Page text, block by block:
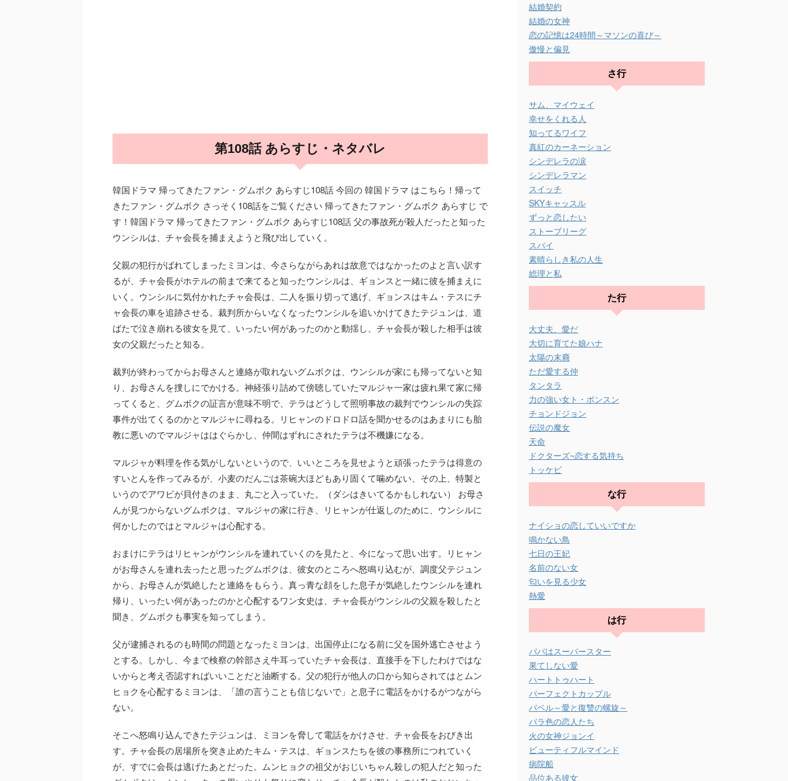
第108話 あらすじ・ネタバレ
韓国ドラマ 帰ってきたファン・グムボク あらすじ108話 今回の 韓国ドラマ はこちら！帰って
きたファン・グムボク さっそく108話をご覧ください 帰ってきたファン・グムボク あらすじ で
す！韓国ドラマ 帰ってきたファン・グムボク あらすじ108話 父の事故死が殺人だったと知った
ウンシルは、チャ会長を捕まえようと飛び出していく。
父親の犯行がばれてしまったミヨンは、今さらながらあれは故意ではなかったのよと言い訳す
るが、チャ会長がホテルの前まで来てると知ったウンシルは、ギョンスと一緒に彼を捕まえに
いく。ウンシルに気付かれたチャ会長は、二人を振り切って逃げ、ギョンスはキム・テスにチ
ャ会長の車を追跡させる。裁判所からいなくなったウンシルを追いかけてきたテジュンは、道
ばたで泣き崩れる彼女を見て、いったい何があったのかと動揺し、チャ会長が殺した相手は彼
女の父親だったと知る。
裁判が終わってからお母さんと連絡が取れないグムボクは、ウンシルが家にも帰ってないと知
り、お母さんを捜しにでかける。神経張り詰めて傍聴していたマルジャ一家は疲れ果て家に帰
ってくると、グムボクの証言が意味不明で、テラはどうして照明事故の裁判でウンシルの失踪
事件が出てくるのかとマルジャに尋ねる。リヒャンのドロドロ話を聞かせるのはあまりにも胎
教に悪いのでマルジャははぐらかし、仲間はずれにされたテラは不機嫌になる。
マルジャが料理を作る気がしないというので、いいところを見せようと頑張ったテラは得意の
すいとんを作ってみるが、小麦のだんごは茶碗大ほどもあり固くて噛めない、その上、特製と
いうのでアワビが貝付きのまま、丸ごと入っていた。（ダシはきいてるかもしれない） お母さ
んが見つからないグムボクは、マルジャの家に行き、リヒャンが仕返しのために、ウンシルに
何かしたのではとマルジャは心配する。
おまけにテラはリヒャンがウンシルを連れていくのを見たと、今になって思い出す。リヒャン
がお母さんを連れ去ったと思ったグムボクは、彼女のところへ怒鳴り込むが、調度父テジュン
から、お母さんが気絶したと連絡をもらう。真っ青な顔をした息子が気絶したウンシルを連れ
帰り、いったい何があったのかと心配するワン女史は、チャ会長がウンシルの父親を殺したと
聞き、グムボクも事実を知ってしまう。
父が逮捕されるのも時間の問題となったミヨンは、出国停止になる前に父を国外逃亡させよう
とする。しかし、今まで検察の幹部さえ牛耳っていたチャ会長は、直接手を下したわけではな
いからと考え否認すればいいことだと油断する。父の犯行が他人の口から知らされてはとムン
ヒョクを心配するミヨンは、「誰の言うことも信じないで」と息子に電話をかけるがつながら
ない。
そこへ怒鳴り込んできたテジュンは、ミヨンを脅して電話をかけさせ、チャ会長をおびき出
す。チャ会長の居場所を突き止めたキム・テスは、ギョンスたちを彼の事務所につれていく
が、すでに会長は逃げたあとだった。ムンヒョクの祖父がおじいちゃん殺しの犯人だと知った
結婚契約
結婚の女神
恋の記憶は24時間～マソンの喜び～
傲慢と偏見
さ行
サム、マイウェイ
幸せをくれる人
知ってるワイフ
真紅のカーネーション
シンデレラの涙
シンデレラマン
スイッチ
SKYキャッスル
ずっと恋したい
ストーブリーグ
スパイ
素晴らしき私の人生
総理と私
た行
大丈夫、愛だ
大切に育てた娘ハナ
太陽の末裔
ただ愛する仲
タンタラ
力の強い女ト・ボンスン
チョンドジョン
伝説の魔女
天命
ドクターズ~恋する気持ち
トッケビ
な行
ナイショの恋していいですか
鳴かない鳥
七日の王妃
名前のない女
匂いを見る少女
熱愛
は行
パパはスーパースター
果てしない愛
ハートトゥハート
パーフェクトカップル
バベル～愛と復讐の螺旋～
バラ色の恋人たち
火の女神ジョンイ
ビューティフルマインド
病院船
品位ある彼女